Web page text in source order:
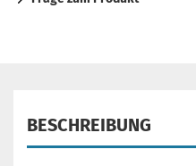
BESCHREIBUNG